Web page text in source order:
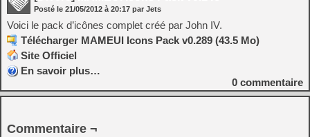
Posté le 21/05/2012 à 20:17 par Jets
Voici le pack d’icônes complet créé par John IV.
Télécharger MAMEUI Icons Pack v0.289 (43.5 Mo)
Site Officiel
En savoir plus…
0 commentaire
Commentaire ¬